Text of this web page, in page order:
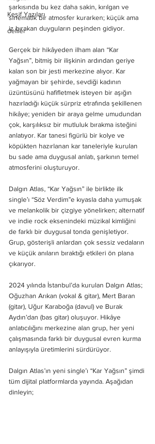
Keşif Yazıları
deliler
şarkısında bu kez daha sakin, kırılgan ve
sinematik bir atmosfer kurarken; küçük ama
iz bırakan duyguların peşinden gidiyor.
Gerçek bir hikâyeden ilham alan “Kar
Yağsın”, bitmiş bir ilişkinin ardından geriye
kalan son bir jesti merkezine alıyor. Kar
yağmayan bir şehirde, sevdiği kadının
üzüntüsünü hafifletmek isteyen bir aşığın
hazırladığı küçük sürpriz etrafında şekillenen
hikâye; yeniden bir araya gelme umudundan
çok, karşılıksız bir mutluluk bırakma isteğini
anlatıyor. Kar tanesi figürlü bir kolye ve
köpükten hazırlanan kar taneleriyle kurulan
bu sade ama duygusal anlatı, şarkının temel
atmosferini oluşturuyor.
Dalgın Atlas, “Kar Yağsın” ile birlikte ilk
single’ı “Söz Verdim”e kıyasla daha yumuşak
ve melankolik bir çizgiye yönelirken; alternatif
ve indie rock eksenindeki müzikal kimliğini
de farklı bir duygusal tonda genişletiyor.
Grup, gösterişli anlardan çok sessiz vedaların
ve küçük anıların bıraktığı etkileri ön plana
çıkarıyor.
2024 yılında İstanbul’da kurulan Dalgın Atlas;
Oğuzhan Arıkan (vokal & gitar), Mert Baran
(gitar), Uğur Karaboğa (davul) ve Burak
Aydın’dan (bas gitar) oluşuyor. Hikâye
anlatıcılığını merkezine alan grup, her yeni
çalışmasında farklı bir duygusal evren kurma
anlayışıyla üretimlerini sürdürüyor.
Dalgın Atlas’ın yeni single’ı “Kar Yağsın” şimdi
tüm dijital platformlarda yayında. Aşağıdan
dinleyin;